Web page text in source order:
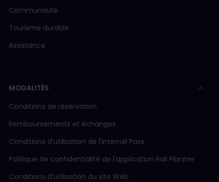
Communauté
Tourisme durable
Assistance
MODALITÉS
Conditions de réservation
Remboursements et échanges
Conditions d'utilisation de l'Interrail Pass
Politique de confidentialité de l'application Rail Planner
Conditions d’utilisation du site Web